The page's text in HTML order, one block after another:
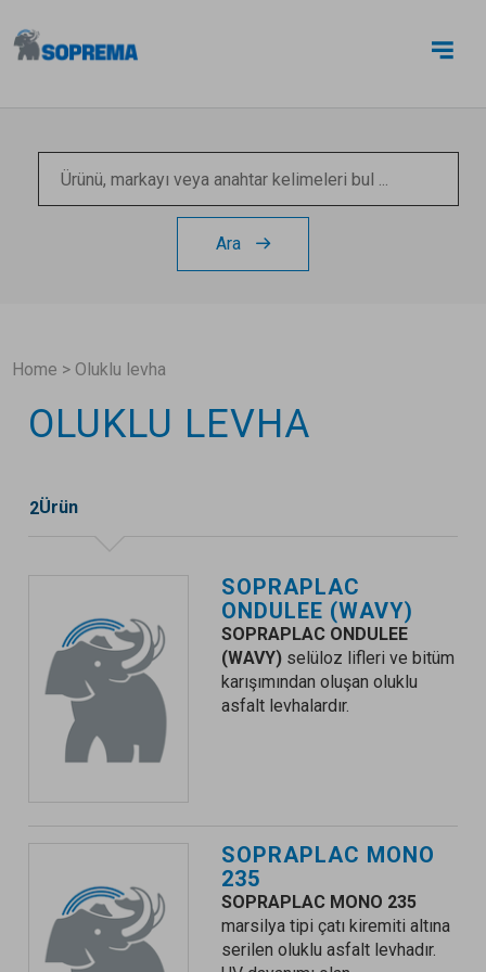
Ara
Home > Oluklu levha
OLUKLU LEVHA
2Ürün
SOPRAPLAC
ONDULEE (WAVY)
SOPRAPLAC ONDULEE
(WAVY)selüloz lifleri ve bitüm
karışımından oluşan oluklu
asfalt levhalardır.
SOPRAPLAC MONO
235
SOPRAPLAC MONO 235
marsilya tipi çatı kiremiti altına
serilen oluklu asfalt levhadır.